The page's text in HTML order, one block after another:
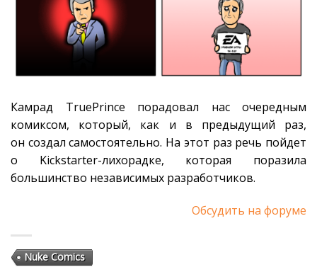
Камрад TruePrince порадовал нас очередным
комиксом, который, как и в предыдущий раз,
он создал самостоятельно. На этот раз речь пойдет
о Kickstarter-лихорадке, которая поразила
большинство независимых разработчиков.
Обсудить на форуме
Nuke Comics